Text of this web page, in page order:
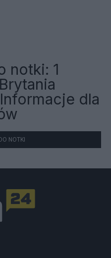
notki: 1
dla
NOTKI